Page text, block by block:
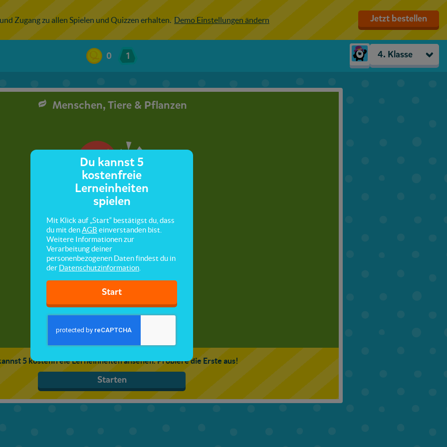
Zugang zu allen Spielen und Quizzen erhalten. Demo Einstellungen ändern Jetzt bestellen
0 1 4. Klasse
Menschen, Tiere & Pflanzen
Unfälle & Hilfe
Hier lernst du, wie du dich bei einem Unfall
verhältst und Hilfe holst.
5 kostenfreie Lerneinheiten ansehen. Probiere die Erste aus!
Starten
Du kannst 5
kostenfreie
Lerneinheiten
spielen
Mit Klick auf „Start“ bestätigst du, dass
du mit denAGB einverstanden bist.
Weitere Informationen zur
Verarbeitung deiner
personenbezogenen Daten findest du in
der Datenschutzinformation
Start